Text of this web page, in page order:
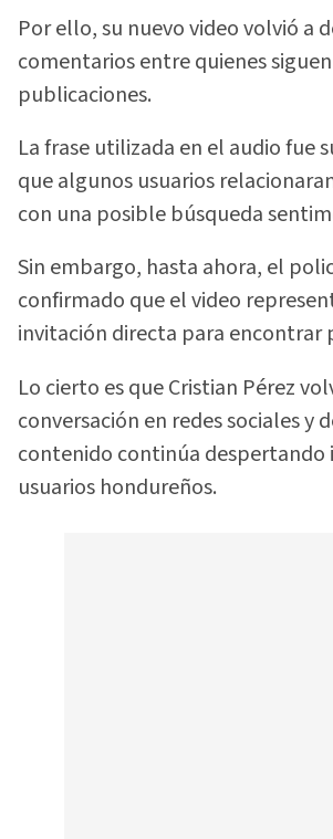
Por ello, su nuevo video volvió a
comentarios entre quienes
publicaciones.
La frase utilizada en el audio fue
que algunos usuarios
con una posible búsqueda
Sin embargo, hasta ahora, el
confirmado que el video
invitación directa para encontrar
Lo cierto es que Cristian Pérez
conversación en redes sociales y
contenido continúa despertando
usuarios hondureños.